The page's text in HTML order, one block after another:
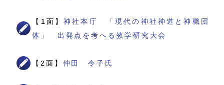
【1面】神社本庁 「現代の神社神道と神職団
体」 出発点を考へる教学研究大会
【2面】 仲田 令子氏